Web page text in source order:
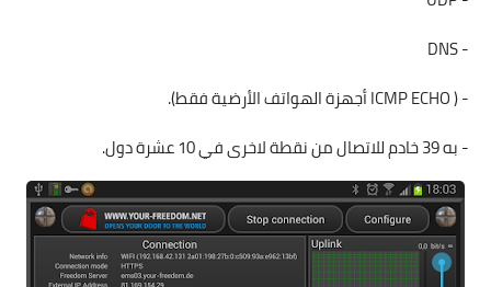
- DNS
- ( ICMP ECHO أجهزة الهواتف الأرضية فقط).
- به 39 خادم للاتصال من نقطة لاخرى في 10 عشرة دول.